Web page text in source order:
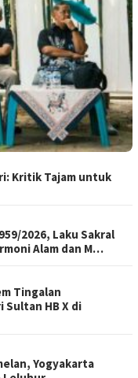
Kritik Tajam untuk
2026, Laku Sakral
Alam dan M…
Tingalan
Sultan HB X di
Yogyakarta